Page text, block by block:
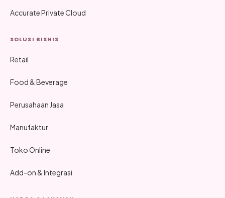
Accurate Private Cloud
SOLUSI BISNIS
Retail
Food & Beverage
Perusahaan Jasa
Manufaktur
Toko Online
Add-on & Integrasi